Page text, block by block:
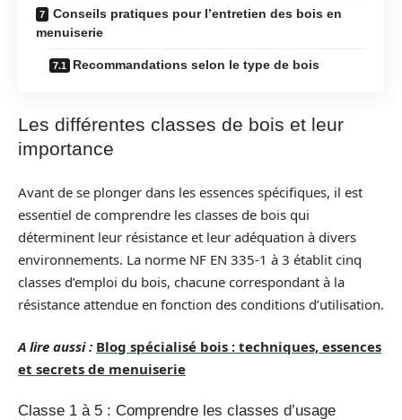
Conseils pratiques pour l’entretien des bois en
menuiserie
Recommandations selon le type de bois
Les différentes classes de bois et leur
importance
Avant de se plonger dans les essences spécifiques, il est
essentiel de comprendre les classes de bois qui
déterminent leur résistance et leur adéquation à divers
environnements. La norme NF EN 335-1 à 3 établit cinq
classes d’emploi du bois, chacune correspondant à la
résistance attendue en fonction des conditions d’utilisation.
A lire aussi : Blog spécialisé bois : techniques, essences
et secrets de menuiserie
Classe 1 à 5 : Comprendre les classes d’usage